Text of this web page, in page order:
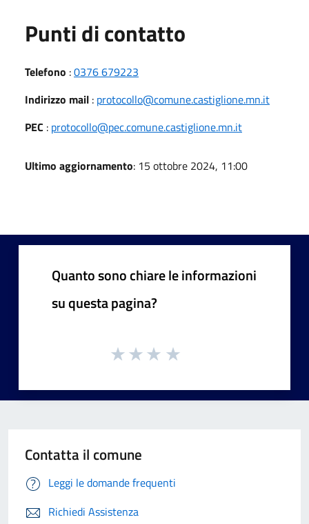
Punti di contatto
Telefono :0376 679223
Indirizzo mail : protocollo@comune.castiglione.mn.it
PEC : protocollo@pec.comune.castiglione.mn.it
Ultimo aggiornamento: 15 ottobre 2024, 11:00
Quanto sono chiare le informazioni
su questa pagina?
Contatta il comune
Leggi le domande frequenti
Richiedi Assistenza